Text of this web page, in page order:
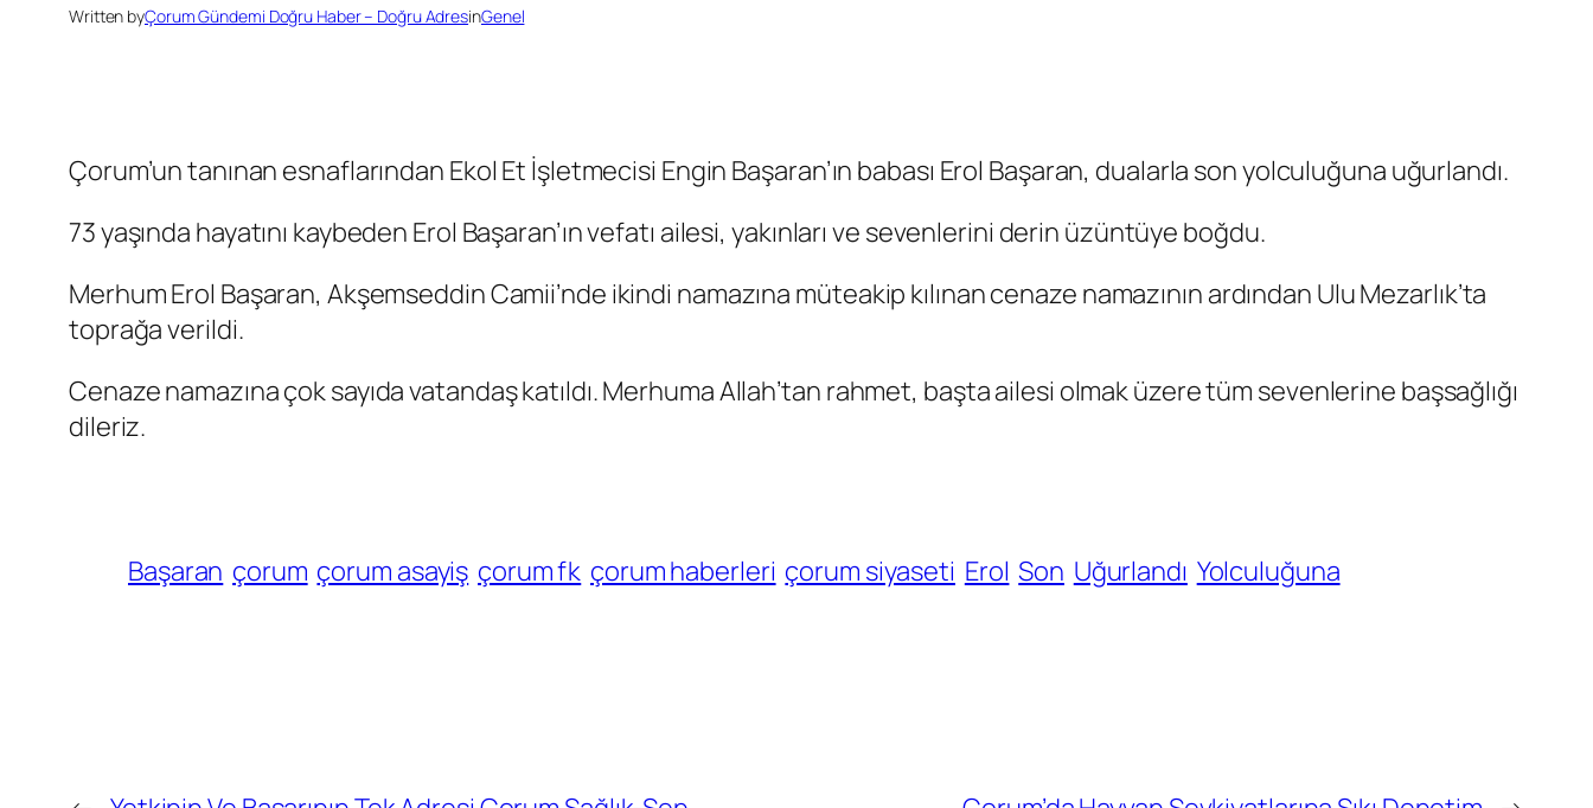
Written byÇorum Gündemi Doğru Haber – Doğru AdresinGenel
Çorum’un tanınan esnaflarından Ekol Et İşletmecisi Engin Başaran’ın babası Erol Başaran, dualarla son yolculuğuna uğurlandı.
73 yaşında hayatını kaybeden Erol Başaran’ın vefatı ailesi, yakınları ve sevenlerini derin üzüntüye boğdu.
Merhum Erol Başaran, Akşemseddin Camii’nde ikindi namazına müteakip kılınan cenaze namazının ardından Ulu Mezarlık’ta
toprağa verildi.
Cenaze namazına çok sayıda vatandaş katıldı. Merhuma Allah’tan rahmet, başta ailesi olmak üzere tüm sevenlerine başsağlığı
dileriz.
Başaran çorum çorum asayiş çorum fk çorum haberleri çorum siyaseti Erol Son Uğurlandı Yolculuğuna